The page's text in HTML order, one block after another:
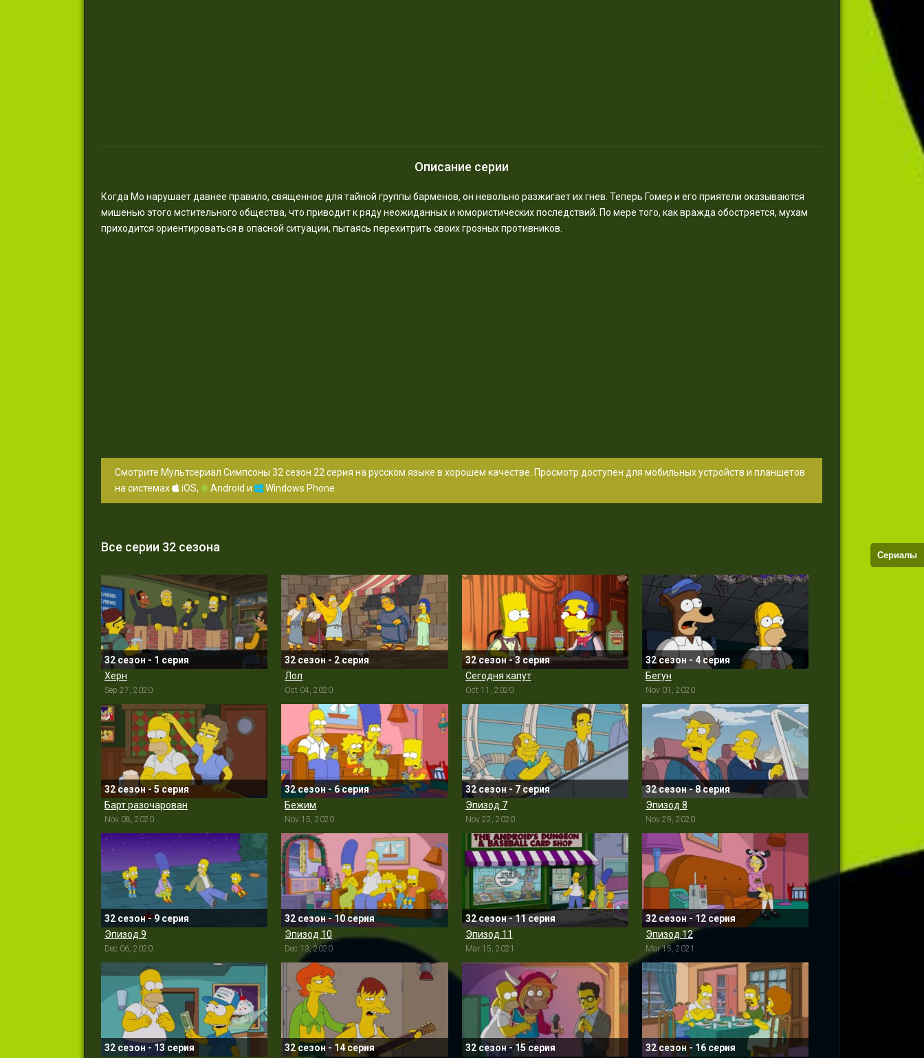
Описание серии
Когда Мо нарушает давнее правило, священное для тайной группы барменов, он невольно разжигает их гнев. Теперь Гомер и его приятели оказываются
мишенью этого мстительного общества, что приводит к ряду неожиданных и юмористических последствий. По мере того, как вражда обостряется, мухам
приходится ориентироваться в опасной ситуации, пытаясь перехитрить своих грозных противников.
Смотрите Мультсериал Симпсоны 32 сезон 22 серия на русском языке в хорошем качестве. Просмотр доступен для мобильных устройств и планшетов
на системах
iOS, Android и Windows Phone
Все серии 32 сезона
32 сезон - 1 серия
Херн
Sep 27, 2020
32 сезон - 2 серия
Лол
Oct 04, 2020
32 сезон - 3 серия
Сегодня капут
Oct 11, 2020
32 сезон - 4 серия
Бегун
Nov 01, 2020
32 сезон - 5 серия
Барт разочарован
Nov 08, 2020
32 сезон - 6 серия
Бежим
Nov 15, 2020
32 сезон - 7 серия
Эпизод 7
Nov 22, 2020
32 сезон - 8 серия
Эпизод 8
Nov 29, 2020
32 сезон - 9 серия
Эпизод 9
Dec 06, 2020
32 сезон - 10 серия
Эпизод 10
Dec 13, 2020
32 сезон - 11 серия
Эпизод 11
Mar 15, 2021
32 сезон - 12 серия
Эпизод 12
Mar 15, 2021
32 сезон - 13 серия
32 сезон - 14 серия
32 сезон - 15 серия
32 сезон - 16 серия
Сериалы